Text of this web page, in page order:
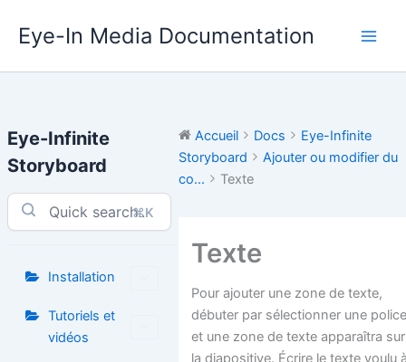
contenu
Eye-In Media Documentation
Eye-Infinite
Storyboard
⌘K
Installation
Tutoriels et
vidéos
Accueil Docs
Eye-Infinite
Storyboard
Ajouter ou modifier du
co...
Texte
Texte
Pour ajouter une zone de texte,
débuter par sélectionner une
et une zone de texte apparaîtra sur
la diapositive. Écrire le texte voulu